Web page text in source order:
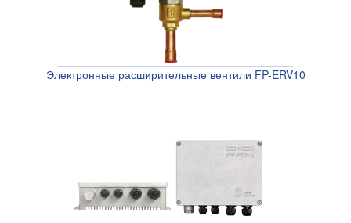
Электронные расширительные вентили FP-ERV10